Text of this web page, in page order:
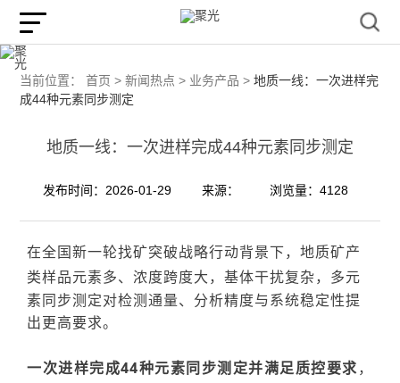
当前位置： 首页 > 新闻热点 > 业务产品 > 地质一线：一次进样完
成44种元素同步测定
地质一线：一次进样完成44种元素同步测定
发布时间：2026-01-29 来源： 浏览量：4128
在全国新一轮找矿突破战略行动背景下，地质矿产
类样品元素多、浓度跨度大，基体干扰复杂，多元
素同步测定对检测通量、分析精度与系统稳定性提
出更高要求。
一次进样完成44种元素同步测定并满足质控要求，